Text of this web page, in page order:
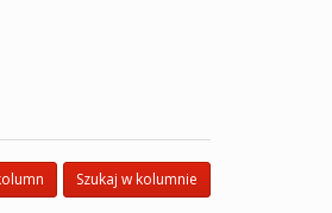
Szukaj w kolumnie